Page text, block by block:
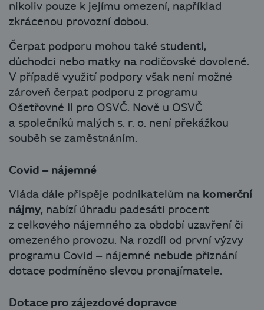
nikoliv pouze k jejímu omezení, například
zkrácenou provozní dobou.
Čerpat podporu mohou také studenti,
důchodci nebo matky na rodičovské dovolené.
V případě využití podpory však není možné
zároveň čerpat podporu z programu
Ošetřovné II pro OSVČ. Nově u OSVČ
a společníků malých s. r. o. není překážkou
souběh se zaměstnáním.
Covid – nájemné
Vláda dále přispěje podnikatelům na komerční
nájmy, nabízí úhradu padesáti procent
z celkového nájemného za období uzavření či
omezeného provozu. Na rozdíl od první výzvy
programu Covid –⁠ nájemné nebude přiznání
dotace podmíněno slevou pronajímatele.
Dotace pro zájezdové dopravce